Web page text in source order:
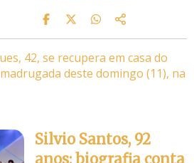
42, se recupera em casa do
deste domingo (11), na
Silvio Santos, 92
anos: biografia conta